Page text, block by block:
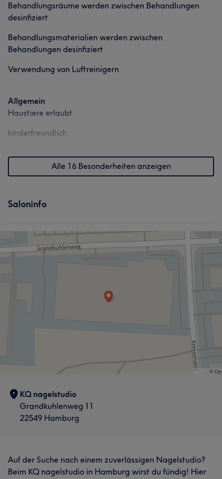
Behandlungsräume werden zwischen Behandlungen
desinfiziert
Behandlungsmaterialien werden zwischen
Behandlungen desinfiziert
Verwendung von Luftreinigern
Allgemein
Haustiere erlaubt
kinderfreundlich
Alle 16 Besonderheiten anzeigen
Saloninfo
KQ nagelstudio
Grandkuhlenweg 11
22549 Hamburg
Auf der Suche nach einem zuverlässigen Nagelstudio?
Beim KQ nagelstudio in Hamburg wirst du fündig! Hier